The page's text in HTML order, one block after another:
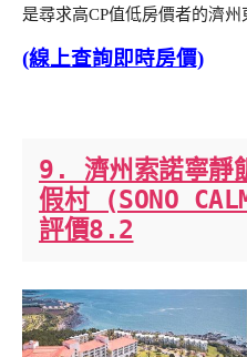
是尋求高CP值低房價者的濟
(線上查詢即時房價)
9. 濟州索諾寧靜
假村 (SONO
評價8.2